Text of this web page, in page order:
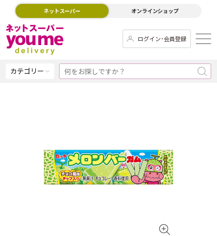
ネットスーパー オンラインショップ
ログイン･会員登録
カテゴリー